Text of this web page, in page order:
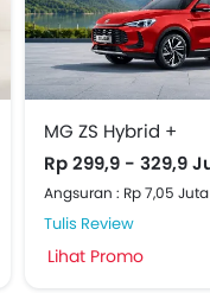
MG ZS Hybrid +
Rp 299,9 - 329,9
Angsuran : Rp 7,05
Tulis Review
Lihat Promo